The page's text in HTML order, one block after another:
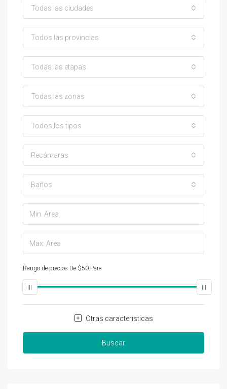
Todas las ciudades
Todos las provincias
Todas las etapas
Todas las zonas
Todos los tipos
Recámaras
Baños
Rango de precios De $50 Para
Otras características
Buscar